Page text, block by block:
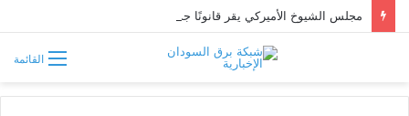
القائمة